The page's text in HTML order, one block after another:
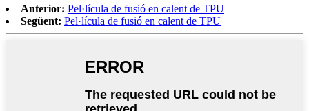
Anterior: Pel·lícula de fusió en calent de TPU
Següent: Pel·lícula de fusió en calent de TPU